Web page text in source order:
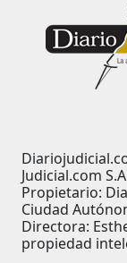
Judicial.com
Propietario:
Ciudad
Directora:
propiedad